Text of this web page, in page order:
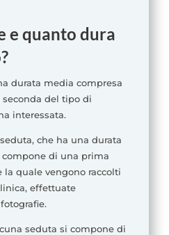
e quanto dura
durata media compresa
del tipo di
interessata.
che ha una durata
di una prima
quale vengono raccolti
effettuate
seduta si compone di